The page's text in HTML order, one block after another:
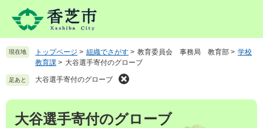
先
。
を
て
現在地 トップページ > 組織でさがす > 教育委員会 事務局 教育部 > 学校
教育課 > 大谷選手寄付のグローブ
足あと 大谷選手寄付のグローブ
本
大谷選手寄付のグローブ